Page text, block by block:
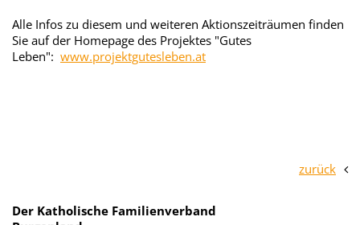
Alle Infos zu diesem und weiteren Aktionszeiträumen finden
Sie auf der Homepage des Projektes "Gutes
Leben": www.projektgutesleben.at
zurück
Der Katholische Familienverband